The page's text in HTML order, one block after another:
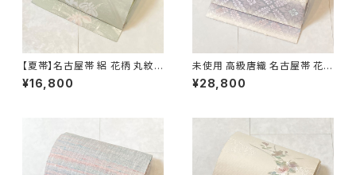
【夏帯】名古屋帯 絽 花柄 丸紋
絹 銀糸 黄緑 水色 ピンク パス
テル 542
¥16,800
未使用 高級唐織 名古屋帯 花菱
正絹 白 紫 パステルカラー 藤色
704
¥28,800